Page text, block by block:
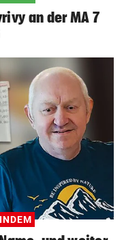
an der MA 7